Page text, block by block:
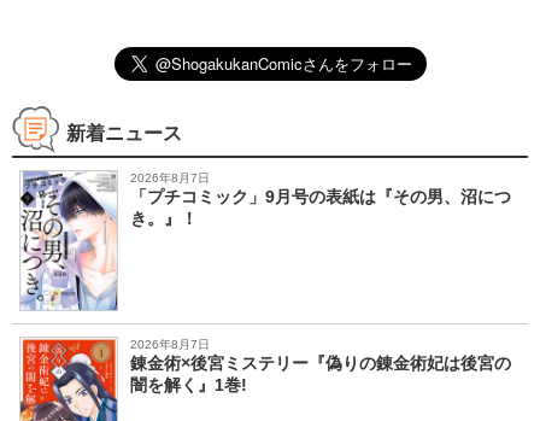
新着ニュース
2026年8月7日
「プチコミック」9月号の表紙は『その男、沼につ
き。』！
2026年8月7日
錬金術×後宮ミステリー『偽りの錬金術妃は後宮の
闇を解く』1巻!